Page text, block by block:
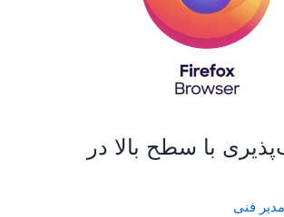
با سطح بالا در
مدیر فنی